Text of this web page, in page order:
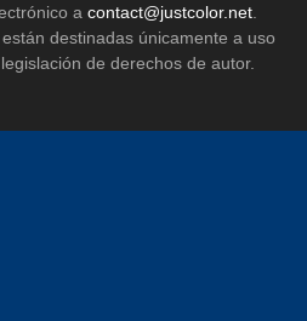
a contact@justcolor.net.
destinadas únicamente a uso
de derechos de autor.